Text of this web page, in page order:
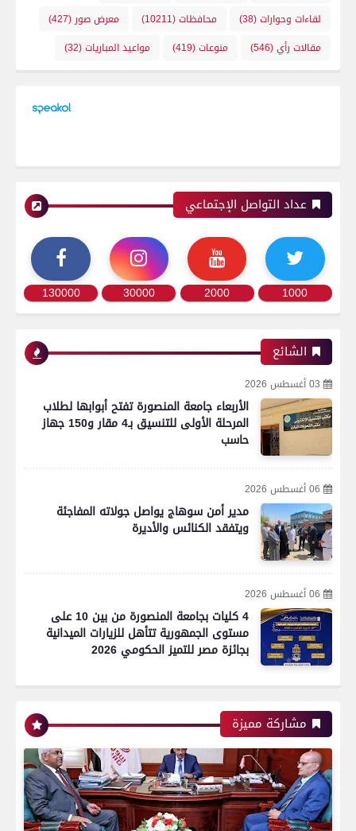
لقاءات وحوارات(38) محافظات(10211) معرض صور (427)
مقالات رأي(546) منوعات(419) مواعيد المباريات(32)
عداد التواصل الإجتماعي
1000
2000
30000
130000
الشائع
03 أغسطس 2026
الأربعاء جامعة المنصورة تفتح أبوابها لطلاب
المرحلة الأولى للتنسيق بـ4 مقار و150 جهاز
حاسب
06 أغسطس 2026
مدير أمن سوهاج يواصل جولاته المفاجئة
ويتفقد الكنائس والأديرة
06 أغسطس 2026
4 كليات بجامعة المنصورة من بين 10 على
مستوى الجمهورية تتأهل للزيارات الميدانية
بجائزة مصر للتميز الحكومي 2026
مشاركة مميزة
اتحاد العاصمة الجزائرى بطلاً لكأس الكونفدرالية
الإفريقية للمرة الثانية في تاريخه